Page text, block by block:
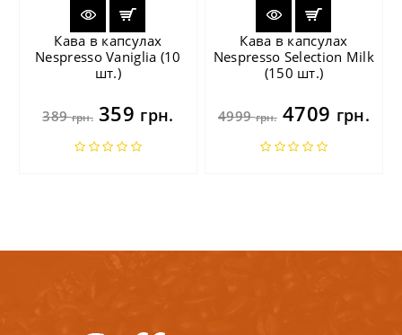
Кава в капсулах
Nespresso Vaniglia (10
шт.)
389грн.359 грн.
Кава в капсулах
Nespresso Selection Milk
(150 шт.)
4999грн.4709 грн.